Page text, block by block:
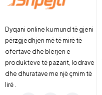
Dyqani online ku mund të gjeni
përzgjedhjen më të mirë të
ofertave dhe blerjen e
produkteve të pazarit, lodrave
dhe dhuratave me një çmim të
lirë .